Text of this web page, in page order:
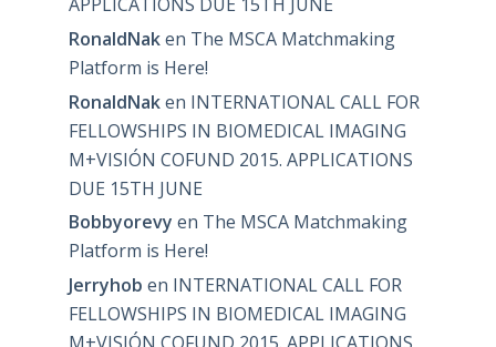
RonaldNaken The MSCA Matchmaking
Platform is Here!
RonaldNaken INTERNATIONAL CALL FOR
FELLOWSHIPS IN BIOMEDICAL IMAGING
M+VISIÓN COFUND 2015. APPLICATIONS
DUE 15TH JUNE
Bobbyorevy en The MSCA Matchmaking
Platform is Here!
Jerryhob en INTERNATIONAL CALL FOR
FELLOWSHIPS IN BIOMEDICAL IMAGING